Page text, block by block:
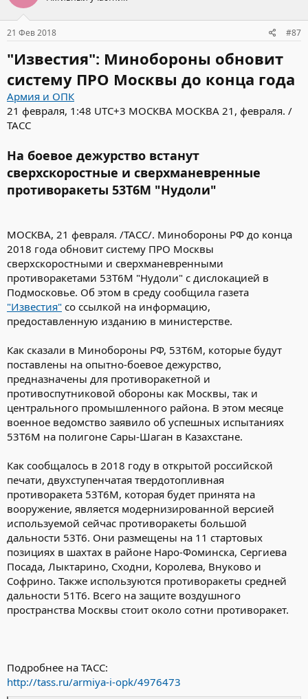
21 Фев 2018 #87
"Известия": Минобороны обновит
систему ПРО Москвы до конца года
Армия и ОПК
21 февраля, 1:48 UTC+3 МОСКВА МОСКВА 21, февраля. /
ТАСС
На боевое дежурство встанут
сверхскоростные и сверхманевренные
противоракеты 53Т6М "Нудоли"
МОСКВА, 21 февраля. /ТАСС/. Минобороны РФ до конца
2018 года обновит систему ПРО Москвы
сверхскоростными и сверхманевренными
противоракетами 53Т6М "Нудоли" с дислокацией в
Подмосковье. Об этом в среду сообщила газета
"Известия" со ссылкой на информацию,
предоставленную изданию в министерстве.
Как сказали в Минобороны РФ, 53Т6М, которые будут
поставлены на опытно-боевое дежурство,
предназначены для противоракетной и
противоспутниковой обороны как Москвы, так и
центрального промышленного района. В этом месяце
военное ведомство заявило об успешных испытаниях
53Т6М на полигоне Сары-Шаган в Казахстане.
Как сообщалось в 2018 году в открытой российской
печати, двухступенчатая твердотопливная
противоракета 53Т6М, которая будет принята на
вооружение, является модернизированной версией
используемой сейчас противоракеты большой
дальности 53Т6. Они размещены на 11 стартовых
позициях в шахтах в районе Наро-Фоминска, Сергиева
Посада, Лыктарино, Сходни, Королева, Внуково и
Софрино. Также используются противоракеты средней
дальности 51Т6. Всего на защите воздушного
пространства Москвы стоит около сотни противоракет.
Подробнее на ТАСС:
http://tass.ru/armiya-i-opk/4976473